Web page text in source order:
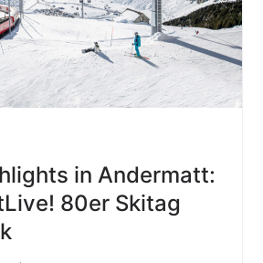
in Andermatt:
80er Skitag